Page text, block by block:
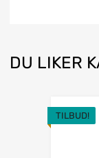
DU LIKER
TILBUD!